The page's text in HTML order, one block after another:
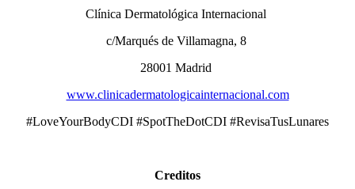
Clínica Dermatológica Internacional
c/Marqués de Villamagna, 8
28001 Madrid
www.clinicadermatologicainternacional.com
#LoveYourBodyCDI #SpotTheDotCDI #RevisaTusLunares
Creditos